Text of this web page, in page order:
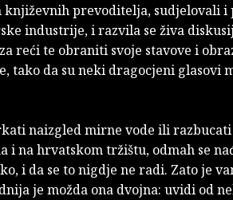
književnih prevoditelja, sudjelovali i
industrije, i razvila se živa
reći te obraniti svoje stavove i
tako da su neki dragocjeni glasovi
naizgled mirne vode ili
i na hrvatskom tržištu, odmah se
i da se to nigdje ne radi. Zato je
je možda ona dvojna: uvidi od